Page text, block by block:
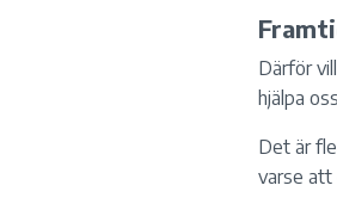
Därför
hjälpa
Det är
varse att